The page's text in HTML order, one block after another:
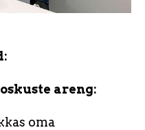
areng:
oma